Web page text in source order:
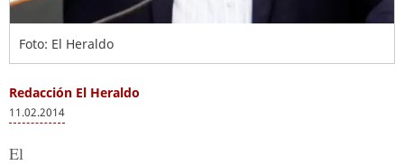
Foto: El Heraldo
Redacción El Heraldo
11.02.2014
El